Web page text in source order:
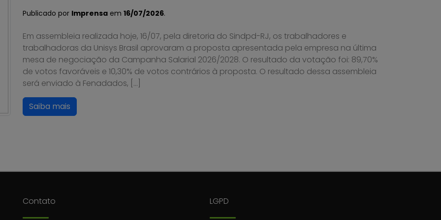
Publicado por Imprensa em 16/07/2026.
Em assembleia realizada hoje, 16/07, pela diretoria do Sindpd-RJ, os trabalhadores e
trabalhadoras da Unisys Brasil aprovaram a proposta apresentada pela empresa na última
mesa de negociação da Campanha Salarial 2026/2028. O resultado da votação foi: 89,70%
de votos favoráveis e 10,30% de votos contrários à proposta. O resultado dessa assembleia
será enviado à Fenadados, […]
Saiba mais
Contato LGPD